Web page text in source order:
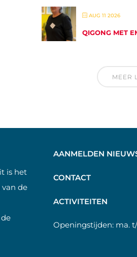
AUG 11 2026
QIGONG MET
MEER
is het
de
AANMELDEN
CONTACT
ACTIVITEITEN
Openingstijden: ma.